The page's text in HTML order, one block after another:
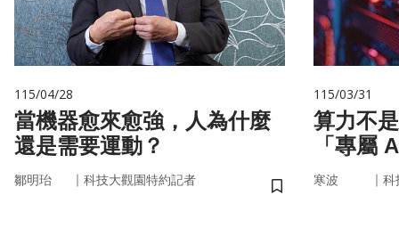
115/04/28
當機器愈來愈強，人為什麼
還是需要運動？
鄒明珆 ｜ 科技大觀園特約記者
儲存書籤
115/03/31
算力不
「專屬
率驅動
寒波 ｜ 科